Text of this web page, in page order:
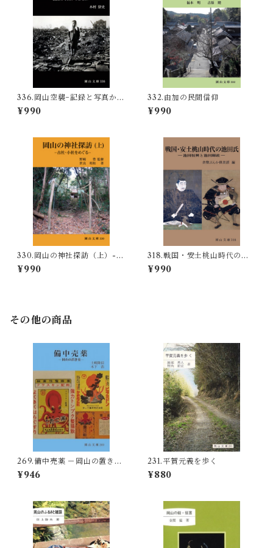
336.岡山空襲−記録と写真から
まなぶ−
¥990
332.由加の民間信仰
¥990
330.岡山の神社探訪（上）-古
社・小社をめぐる-
¥990
318.戦国・安土桃山時代の池
田氏
¥990
その他の商品
269.備中売薬 －岡山の置き薬
－
¥946
231.平賀元義を歩く
¥880